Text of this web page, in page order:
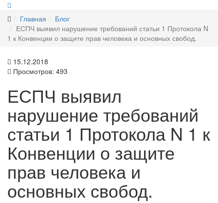
Главная
Блог
ЕСПЧ выявил нарушение требований статьи 1 Протокола N
1 к Конвенции о защите прав человека и основных свобод.
15.12.2018
Просмотров: 493
ЕСПЧ выявил
нарушение требований
статьи 1 Протокола N 1 к
Конвенции о защите
прав человека и
основных свобод.